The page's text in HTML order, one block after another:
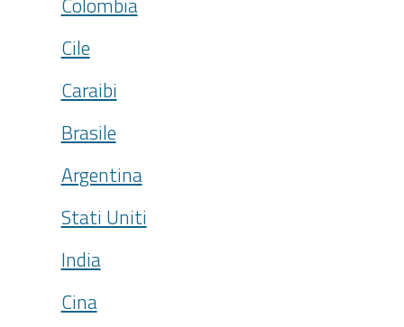
Cile
Caraibi
Brasile
Argentina
Stati Uniti
India
Cina